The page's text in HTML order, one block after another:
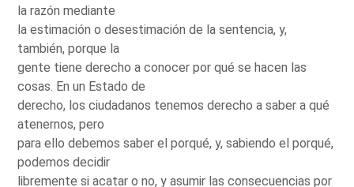
la razón mediante
la estimación o desestimación de la sentencia, y,
también, porque la
gente tiene derecho a conocer por qué se hacen las
cosas. En un Estado de
derecho, los ciudadanos tenemos derecho a saber a qué
atenernos, pero
para ello debemos saber el porqué, y, sabiendo el porqué,
podemos decidir
libremente si acatar o no, y asumir las consecuencias por